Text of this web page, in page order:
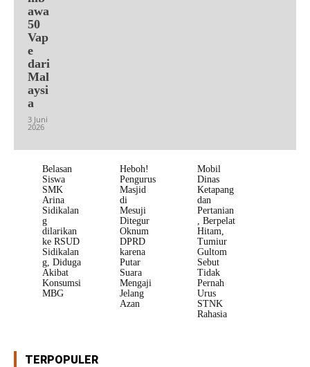
awa
50
Vap
e
dari
Mal
aysi
a
3 Juni
2026
Belasan
Siswa
SMK
Arina
Sidikalan
g
dilarikan
ke RSUD
Sidikalan
g, Diduga
Akibat
Konsumsi
MBG
Heboh!
Pengurus
Masjid
di
Mesuji
Ditegur
Oknum
DPRD
karena
Putar
Suara
Mengaji
Jelang
Azan
Mobil
Dinas
Ketapang
dan
Pertanian
, Berpelat
Hitam,
Tumiur
Gultom
Sebut
Tidak
Pernah
Urus
STNK
Rahasia
TERPOPULER